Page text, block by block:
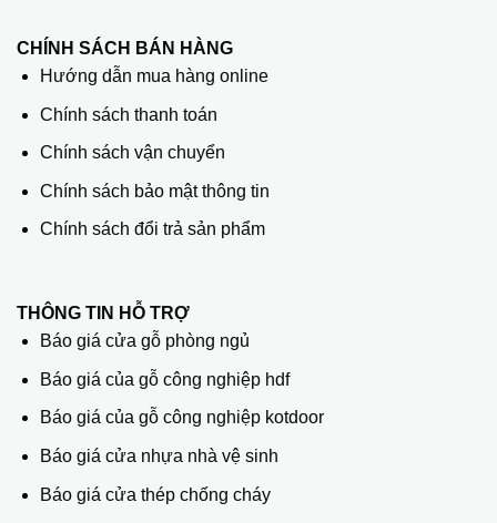
CHÍNH SÁCH BÁN HÀNG
Hướng dẫn mua hàng online
Chính sách thanh toán
Chính sách vận chuyển
Chính sách bảo mật thông tin
Chính sách đổi trả sản phẩm
THÔNG TIN HỖ TRỢ
Báo giá cửa gỗ phòng ngủ
Báo giá của gỗ công nghiệp hdf
Báo giá của gỗ công nghiệp kotdoor
Báo giá cửa nhựa nhà vệ sinh
Báo giá cửa thép chống cháy